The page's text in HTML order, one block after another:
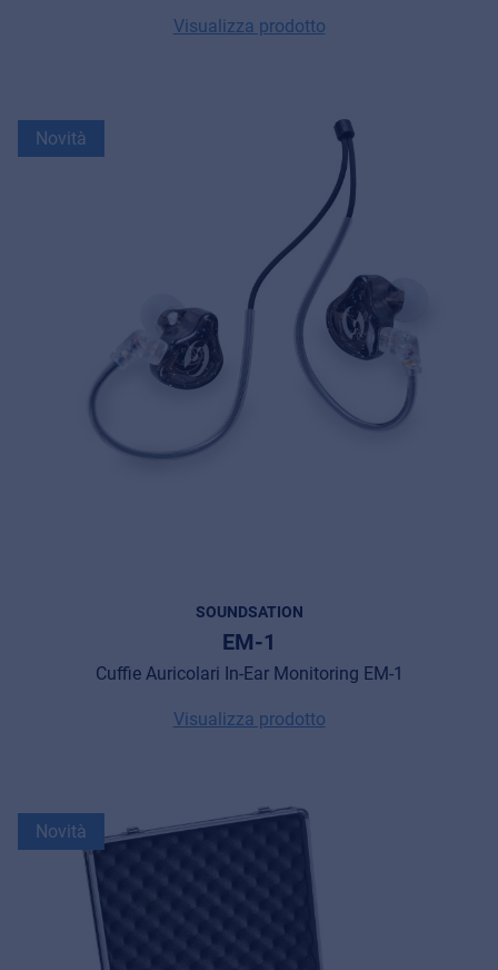
Visualizza prodotto
Novità
SOUNDSATION
EM-1
Cuffie Auricolari In-Ear Monitoring EM-1
Visualizza prodotto
Novità